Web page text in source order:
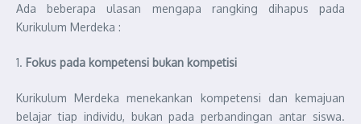
Ada beberapa ulasan mengapa rangking dihapus pada
Kurikulum Merdeka :
1. Fokus pada kompetensi bukan kompetisi
Kurikulum Merdeka menekankan kompetensi dan kemajuan
belajar tiap individu, bukan pada perbandingan antar siswa.